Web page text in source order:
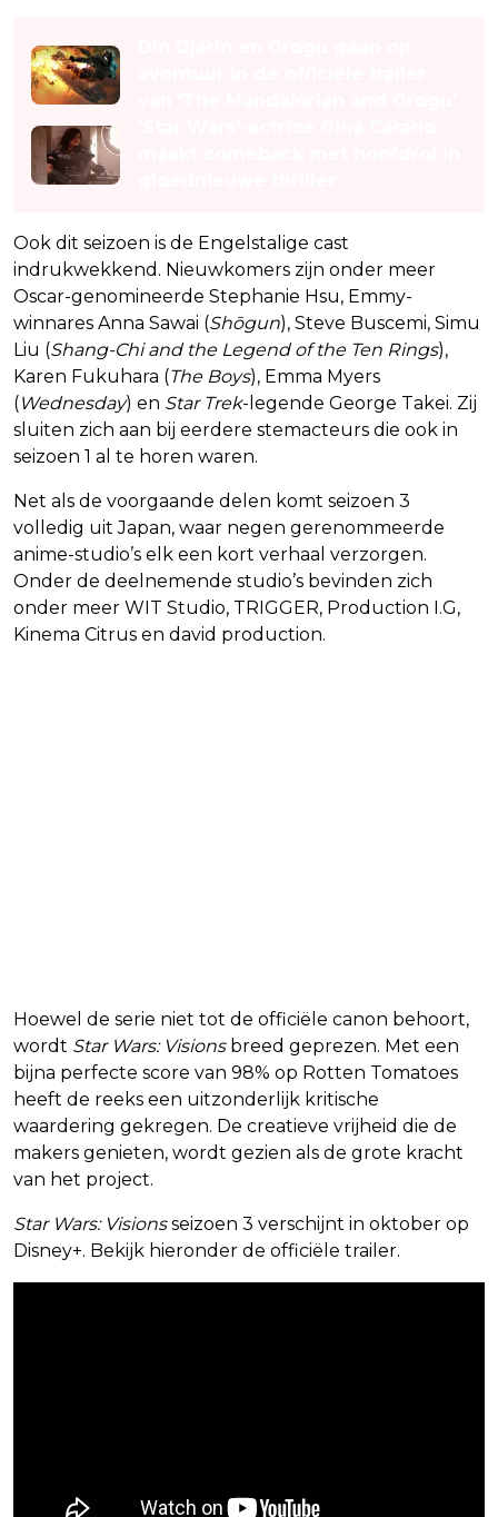
Ook dit seizoen is de Engelstalige cast
indrukwekkend. Nieuwkomers zijn onder meer
Oscar-genomineerde Stephanie Hsu, Emmy-
winnares Anna Sawai (Shōgun), Steve Buscemi, Simu
Liu (Shang-Chi and the Legend of the Ten Rings),
Karen Fukuhara (The Boys), Emma Myers
(Wednesday) en Star Trek-legende George Takei. Zij
sluiten zich aan bij eerdere stemacteurs die ook in
seizoen 1 al te horen waren.
Net als de voorgaande delen komt seizoen 3
volledig uit Japan, waar negen gerenommeerde
anime-studio’s elk een kort verhaal verzorgen.
Onder de deelnemende studio’s bevinden zich
onder meer WIT Studio, TRIGGER, Production I.G,
Kinema Citrus en david production.
Hoewel de serie niet tot de officiële canon behoort,
wordt Star Wars: Visionsbreed geprezen. Met een
bijna perfecte score van 98% op Rotten Tomatoes
heeft de reeks een uitzonderlijk kritische
waardering gekregen. De creatieve vrijheid die de
makers genieten, wordt gezien als de grote kracht
van het project.
Star Wars: Visionsseizoen 3 verschijnt in oktober op
Disney+. Bekijk hieronder de officiële trailer.